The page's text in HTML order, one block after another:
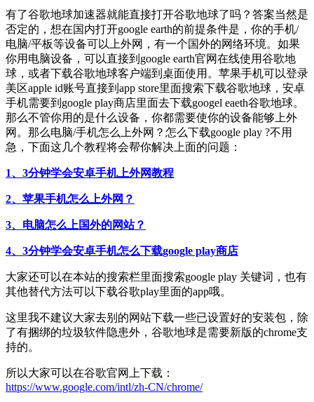
有了谷歌地球加速器就能直接打开谷歌地球了吗？答案当然是
否定的，想在国内打开google earth的前提条件是，你的手机/
电脑/平板等设备可以上外网，有一个国外的网络环境。如果
你用电脑设备，可以直接到google earth官网在线使用谷歌地
球，或者下载谷歌地球客户端到桌面使用。苹果手机可以登录
美区apple id账号直接到app store里面搜索下载谷歌地球，安卓
手机需要到google play商店里面去下载googel eaeth谷歌地球。
那么不管你用的是什么设备，你都需要使你的设备能够上外
网。那么电脑/手机怎么上外网？怎么下载google play ?不用
急，下面这几个教程将会帮你解决上面的问题：
1、3分钟学会安卓手机上外网教程
2、苹果手机怎么上外网？
3、电脑怎么上国外的网站？
4、3分钟学会安卓手机怎么下载google play商店
大家还可以在本站的搜索栏里面搜索google play 关键词，也有
其他替代方法可以下载谷歌play里面的app哦。
这里我不建议大家去别的网站下载一些已设置好的安装包，除
了有捆绑的垃圾软件隐患外，谷歌地球是需要新版的chrome支
持的。
所以大家可以在谷歌官网上下载：
https://www.google.com/intl/zh-CN/chrome/